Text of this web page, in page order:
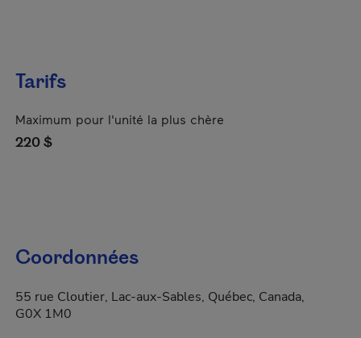
Tarifs
Maximum pour l'unité la plus chère
220 $
Coordonnées
55 rue Cloutier, Lac-aux-Sables, Québec, Canada,
G0X 1M0